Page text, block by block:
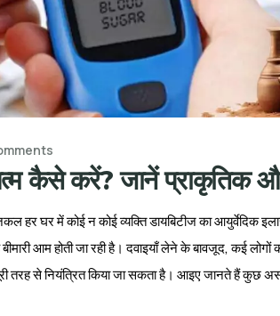
कैसे करें? जानें प्राकृतिक
हर घर में कोई न कोई व्यक्ति डायबिटीज का आयुर्वेदिक
आम होती जा रही है। दवाइयाँ लेने के बावजूद, कई
तरह से नियंत्रित किया जा सकता है। आइए जानते हैं कुछ